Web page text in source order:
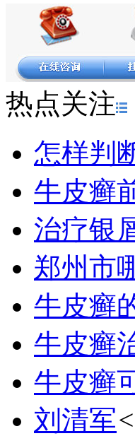
热点关注
怎样判
牛皮癣
治疗银
郑州市
牛皮癣
牛皮癣
牛皮癣
刘清军